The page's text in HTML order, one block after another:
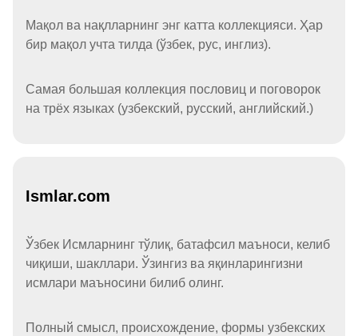
Мақол ва нақлларнинг энг катта коллекцияси. Ҳар
бир мақол учта тилда (ўзбек, рус, инглиз).
Самая большая коллекция пословиц и поговорок
на трёх языках (узбекский, русский, английский.)
Ismlar.com
Ўзбек Исмларнинг тўлиқ, батафсил маъноси, келиб
чиқиши, шакллари. Ўзингиз ва яқинларингизни
исмлари маъносини билиб олинг.
Полный смысл, происхождение, формы узбекских